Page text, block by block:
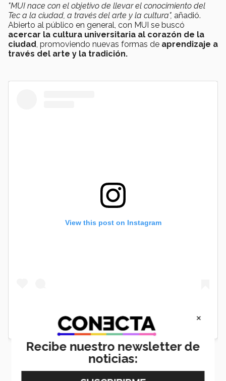
"MUI nace con el objetivo de llevar el conocimiento del
Tec a la ciudad, a través del arte y la cultura", añadió.
Abierto al público en general, con MUI se buscó
acercar la cultura universitaria al corazón de la
ciudad , promoviendo nuevas formas de aprendizaje a
través del arte y la tradición.
View this post on Instagram
×
Recibe nuestro newsletter de
noticias: